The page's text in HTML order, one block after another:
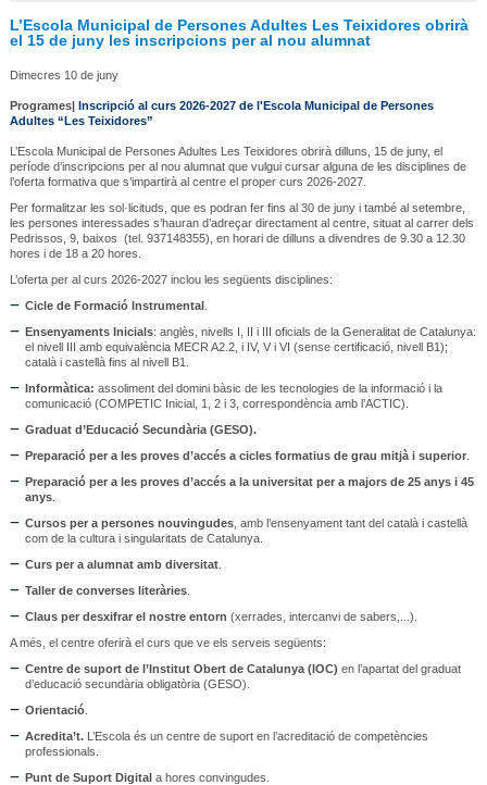
L’Escola Municipal de Persones Adultes Les Teixidores obrirà
el 15 de juny les inscripcions per al nou alumnat
Dimecres 10 de juny
Programes| Inscripció al curs 2026-2027 de l'Escola Municipal de Persones
Adultes “Les Teixidores”
L’Escola Municipal de Persones Adultes Les Teixidores obrirà dilluns, 15 de juny, el
període d’inscripcions per al nou alumnat que vulgui cursar alguna de les disciplines de
l’oferta formativa que s’impartirà al centre el proper curs 2026-2027.
Per formalitzar les sol·licituds, que es podran fer fins al 30 de juny i també al setembre,
les persones interessades s’hauran d’adreçar directament al centre, situat al carrer dels
Pedrissos, 9, baixos (tel. 937148355), en horari de dilluns a divendres de 9.30 a 12.30
hores i de 18 a 20 hores.
L’oferta per al curs 2026-2027 inclou les següents disciplines:
Cicle de Formació Instrumental.
Ensenyaments Inicials: anglès, nivells I, II i III oficials de la Generalitat de Catalunya:
el nivell III amb equivalència MECR A2.2, i IV, V i VI (sense certificació, nivell B1);
català i castellà fins al nivell B1.
Informàtica: assoliment del domini bàsic de les tecnologies de la informació i la
comunicació (COMPETIC Inicial, 1, 2 i 3, correspondència amb l’ACTIC).
Graduat d’Educació Secundària (GESO).
Preparació per a les proves d’accés a cicles formatius de grau mitjà i superior.
Preparació per a les proves d’accés a la universitat per a majors de 25 anys i 45
anys.
Cursos per a persones nouvingudes, amb l’ensenyament tant del català i castellà
com de la cultura i singularitats de Catalunya.
Curs per a alumnat amb diversitat.
Taller de converses literàries.
Claus per desxifrar el nostre entorn (xerrades, intercanvi de sabers,...).
A més, el centre oferirà el curs que ve els serveis següents:
Centre de suport de l’Institut Obert de Catalunya (IOC) en l’apartat del graduat
d’educació secundària obligatòria (GESO).
Orientació.
Acredita’t. L’Escola és un centre de suport en l’acreditació de competències
professionals.
Punt de Suport Digitala hores convingudes.